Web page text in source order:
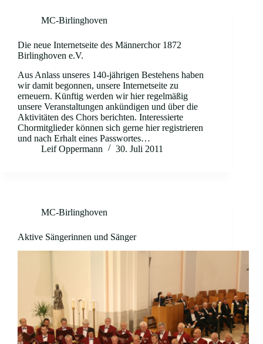
MC-Birlinghoven
Die neue Internetseite des Männerchor 1872
Birlinghoven e.V.
Aus Anlass unseres 140-jährigen Bestehens haben
wir damit begonnen, unsere Internetseite zu
erneuern. Künftig werden wir hier regelmäßig
unsere Veranstaltungen ankündigen und über die
Aktivitäten des Chors berichten. Interessierte
Chormitglieder können sich gerne hier registrieren
und nach Erhalt eines Passwortes…
Leif Oppermann
30. Juli 2011
MC-Birlinghoven
Aktive Sängerinnen und Sänger